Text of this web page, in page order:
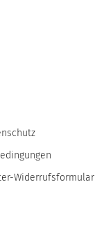
Widerrufsformular